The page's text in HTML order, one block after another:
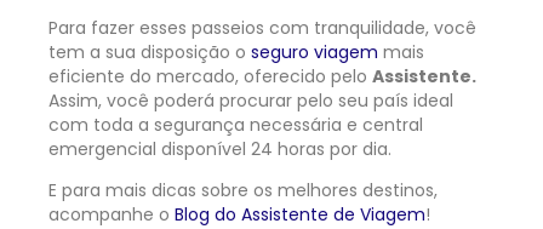
Para fazer esses passeios com tranquilidade, você
tem a sua disposição o seguro viagem mais
eficiente do mercado, oferecido pelo Assistente.
Assim, você poderá procurar pelo seu país ideal
com toda a segurança necessária e central
emergencial disponível 24 horas por dia.
E para mais dicas sobre os melhores destinos,
acompanhe o Blog do Assistente de Viagem!